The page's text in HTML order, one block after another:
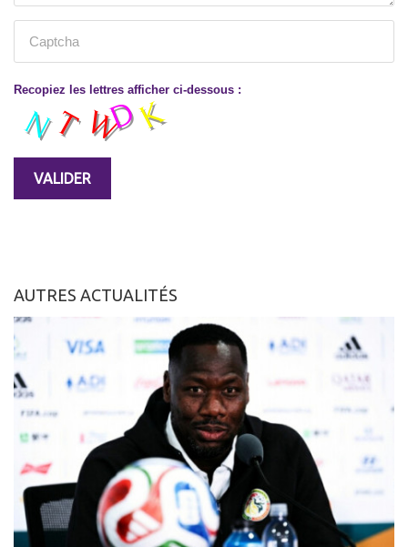
Recopiez les lettres afficher ci-dessous :
AUTRES ACTUALITÉS